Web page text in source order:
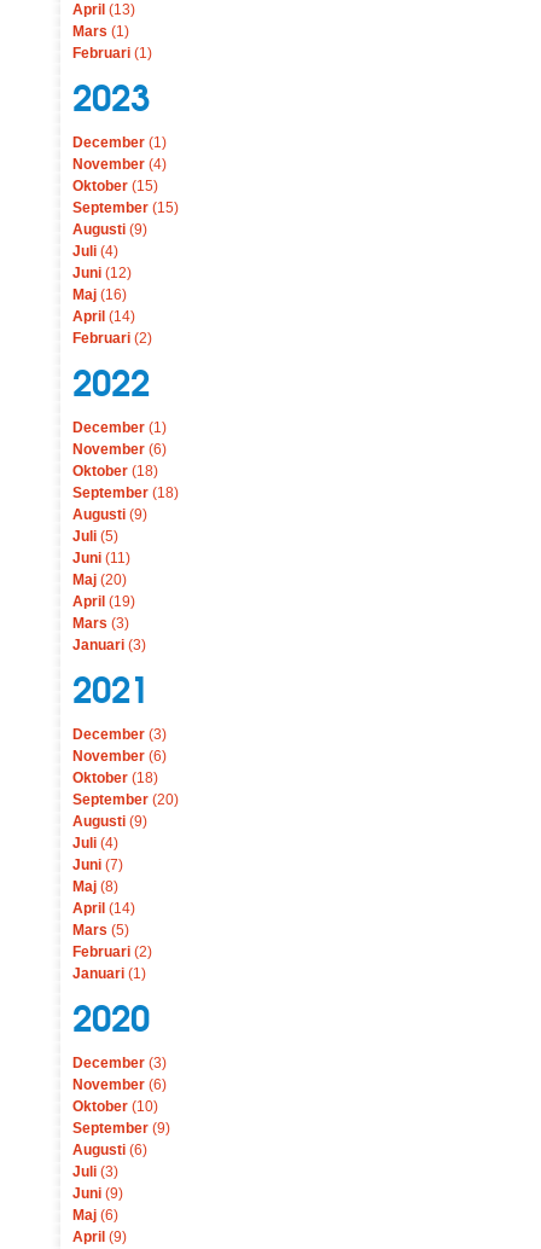
April (13)
Mars (1)
Februari (1)
2023
December (1)
November (4)
Oktober (15)
September (15)
Augusti (9)
Juli (4)
Juni (12)
Maj (16)
April (14)
Februari (2)
2022
December (1)
November (6)
Oktober (18)
September (18)
Augusti (9)
Juli (5)
Juni (11)
Maj (20)
April (19)
Mars (3)
Januari (3)
2021
December (3)
November (6)
Oktober (18)
September (20)
Augusti (9)
Juli (4)
Juni (7)
Maj (8)
April (14)
Mars (5)
Februari (2)
Januari (1)
2020
December (3)
November (6)
Oktober (10)
September (9)
Augusti (6)
Juli (3)
Juni (9)
Maj (6)
April (9)